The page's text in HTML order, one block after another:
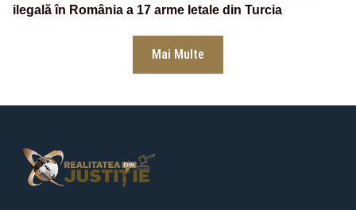
ilegală în România a 17 arme letale din Turcia
Mai Multe